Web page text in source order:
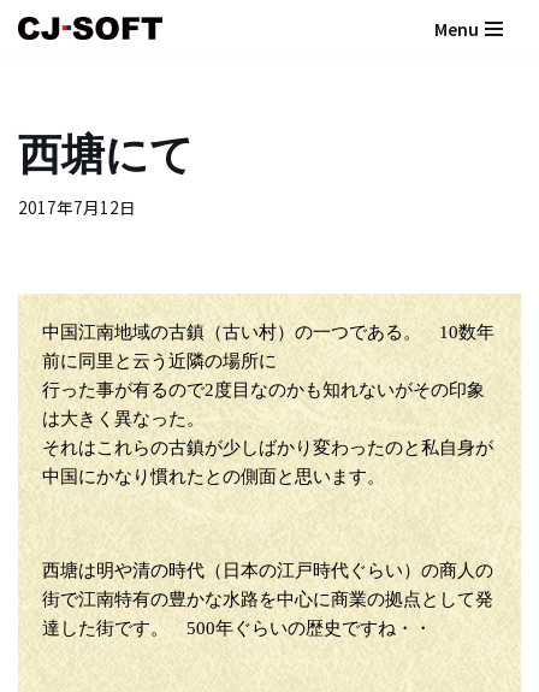
ン
ツ
へ
ッ
Menu
西塘にて
2017年7月12日
中国江南地域の古鎮（古い村）の一つである。 10数年
前に同里と云う近隣の場所に
行った事が有るので2度目なのかも知れないがその印象
は大きく異なった。
それはこれらの古鎮が少しばかり変わったのと私自身が
中国にかなり慣れたとの側面と思います。
西塘は明や清の時代（日本の江戸時代ぐらい）の商人の
街で江南特有の豊かな水路を中心に商業の拠点として発
達した街です。 500年ぐらいの歴史ですね・・